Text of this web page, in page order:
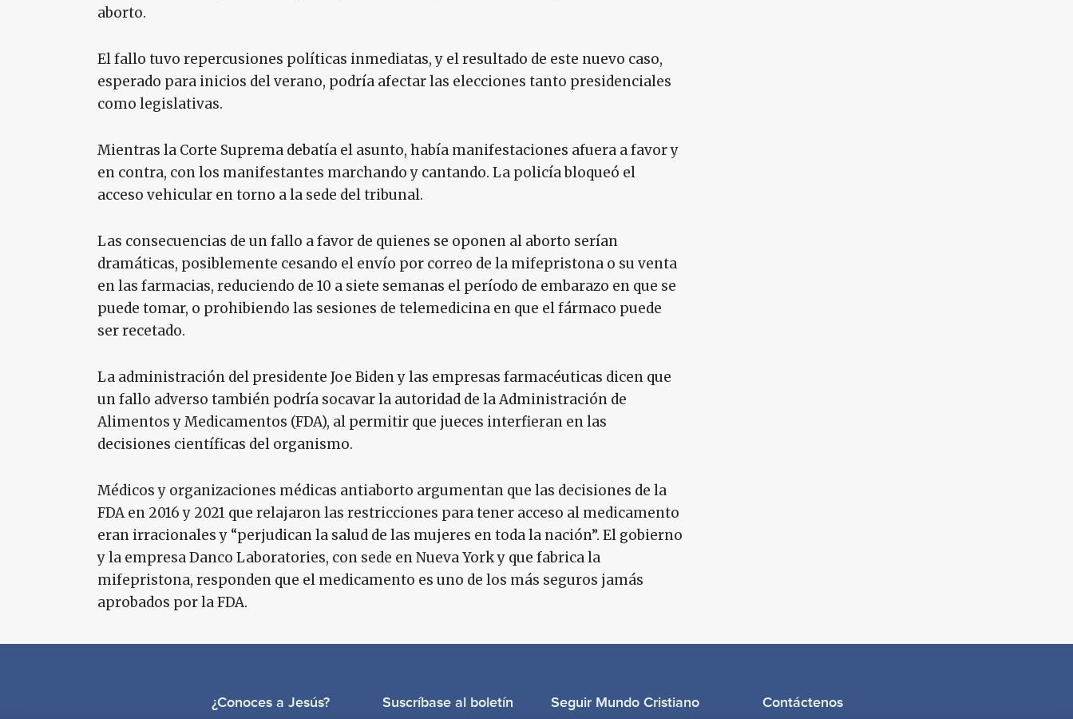
aborto.
El fallo tuvo repercusiones políticas inmediatas, y el resultado de este nuevo caso,
esperado para inicios del verano, podría afectar las elecciones tanto presidenciales
como legislativas.
Mientras la Corte Suprema debatía el asunto, había manifestaciones afuera a favor y
en contra, con los manifestantes marchando y cantando. La policía bloqueó el
acceso vehicular en torno a la sede del tribunal.
Las consecuencias de un fallo a favor de quienes se oponen al aborto serían
dramáticas, posiblemente cesando el envío por correo de la mifepristona o su venta
en las farmacias, reduciendo de 10 a siete semanas el período de embarazo en que se
puede tomar, o prohibiendo las sesiones de telemedicina en que el fármaco puede
ser recetado.
La administración del presidente Joe Biden y las empresas farmacéuticas dicen que
un fallo adverso también podría socavar la autoridad de la Administración de
Alimentos y Medicamentos (FDA), al permitir que jueces interfieran en las
decisiones científicas del organismo.
Médicos y organizaciones médicas antiaborto argumentan que las decisiones de la
FDA en 2016 y 2021 que relajaron las restricciones para tener acceso al medicamento
eran irracionales y “perjudican la salud de las mujeres en toda la nación”. El gobierno
y la empresa Danco Laboratories, con sede en Nueva York y que fabrica la
mifepristona, responden que el medicamento es uno de los más seguros jamás
aprobados por la FDA.
¿Conoces a Jesús? Suscríbase al boletín Seguir Mundo Cristiano Contáctenos